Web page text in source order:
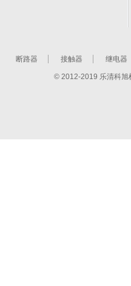
断路器 接触器 继电器
© 2012-2019 乐清科旭